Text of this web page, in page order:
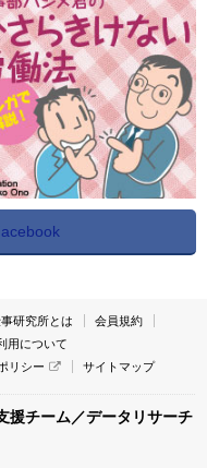
研究所とは
会員規約
用について
リシー サイトマップ
援チーム／データリサーチ